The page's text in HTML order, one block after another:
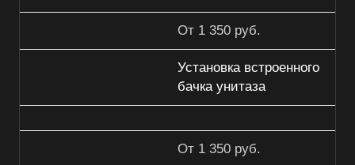
От 1 350 руб.
Установка встроенного
бачка унитаза
От 1 350 руб.